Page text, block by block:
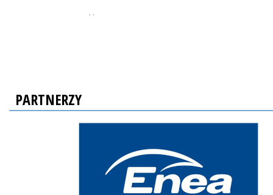
, ,
PARTNERZY